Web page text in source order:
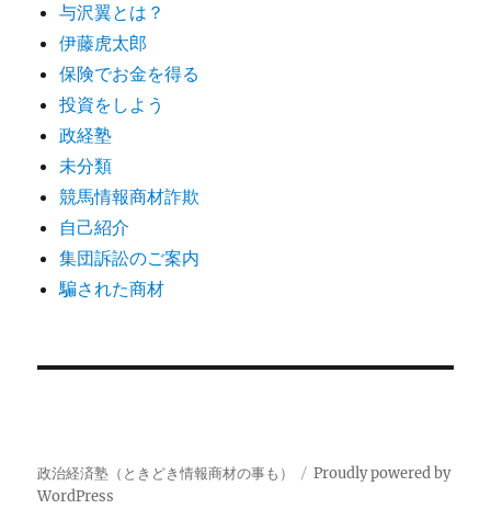
与沢翼とは？
伊藤虎太郎
保険でお金を得る
投資をしよう
政経塾
未分類
競馬情報商材詐欺
自己紹介
集団訴訟のご案内
騙された商材
政治経済塾（ときどき情報商材の事も）
Proudly powered by
WordPress